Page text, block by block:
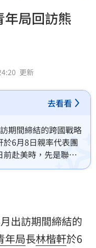
年局回訪熊
更新
去看看
期間締結的跨國戰略
6月8日親率代表團
赴美時，先是聯手
署「經濟交流促進
「新創產業合作備
，青年局代表團高規
出訪期間締結的
年局長林楷軒於6